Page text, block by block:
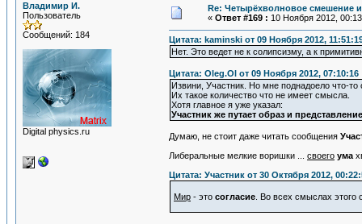
Владимир И.
Пользователь
Сообщений: 184
Digital physics.ru
Re: Четырёхволновое смешение и
« Ответ #169 : 10 Ноября 2012,
Цитата: kaminski от 09 Ноября 2012,
Нет. Это ведет не к солипсизму, а к
Цитата: Oleg.Ol от 09 Ноября 2012, 07:10:16
Извини, Участник. Но мне поднадоело что-то
Их такое количество что не имеет смысла.
Хотя главное я уже указал:
Участник же путает образ и представление
Думаю, не стоит даже читать сообщения
Либеральные мелкие воришки ... своего ума
Цитата: Участник от 30 Октября 2012,
Мир - это согласие . Во всех смыслах этого